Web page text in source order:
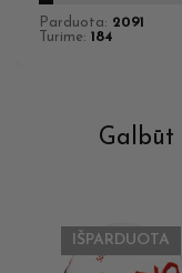
Parduota: 2091
Turime: 184
Galbūt
IŠPARDUOTA